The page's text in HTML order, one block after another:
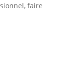
faire